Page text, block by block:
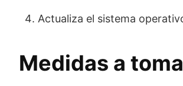
Actualiza el sistema
Medidas a